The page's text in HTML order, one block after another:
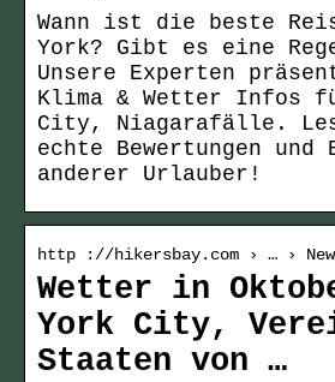
Wann ist die beste
York? Gibt es eine
Unsere Experten
Klima & Wetter Infos
City, Niagarafälle.
echte Bewertungen und
anderer Urlauber!
http ://hikersbay.com › … ›
Wetter in
York City,
Staaten von …